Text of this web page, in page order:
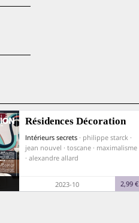
Résidences Décoration
Intérieurs secrets · philippe starck ·
jean nouvel · toscane · maximalisme
· alexandre allard
2023-10 2,99 €